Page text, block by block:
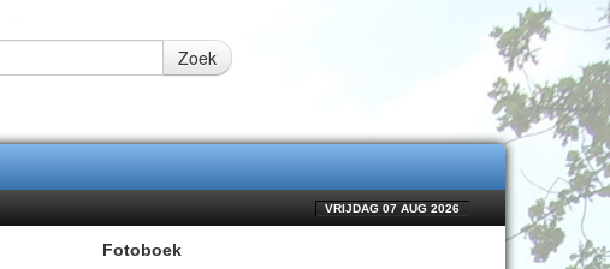
Zoek
VRIJDAG 07 AUG 2026
Fotoboek